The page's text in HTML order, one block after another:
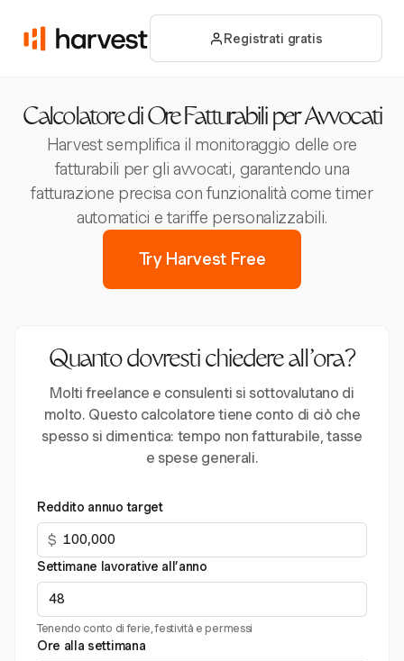
Registrati gratis
Calcolatore di Ore Fatturabili per Avvocati
Harvest semplifica il monitoraggio delle ore
fatturabili per gli avvocati, garantendo una
fatturazione precisa con funzionalità come timer
automatici e tariffe personalizzabili.
Try Harvest Free
Quanto dovresti chiedere all’ora?
Molti freelance e consulenti si sottovalutano di
molto. Questo calcolatore tiene conto di ciò che
spesso si dimentica: tempo non fatturabile, tasse
e spese generali.
Reddito annuo target
$
Settimane lavorative all’anno
Tenendo conto di ferie, festività e permessi
Ore alla settimana